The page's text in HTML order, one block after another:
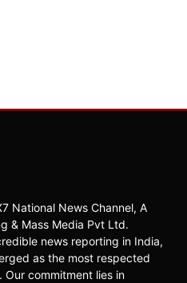
National News Channel, A
& Mass Media Pvt Ltd.
news reporting in India,
as the most respected
Our commitment lies in